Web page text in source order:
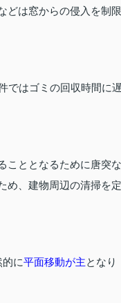
どは窓からの侵入を制限
ではゴミの回収時間に遅
こととなるために唐突な
め、建物周辺の清掃を定
に平面移動が主となり